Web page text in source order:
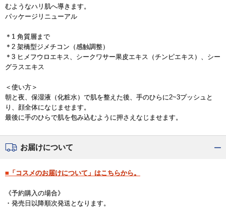
むようなハリ肌へ導きます。
パッケージリニューアル
＊1 角質層まで
＊2 架橋型ジメチコン（感触調整）
＊3 ヒメフウロエキス、シークワサー果皮エキス（チンピエキス）、シー
グラスエキス
＜使い方＞
朝と夜、保湿液（化粧水）で肌を整えた後、手のひらに2~3プッシュと
り、顔全体になじませます。
最後に手のひらで肌を包み込むように押さえなじませます。
お届けについて
■「コスメのお届けについて」はこちらから。
《予約購入の場合》
・発売日以降順次発送となります。